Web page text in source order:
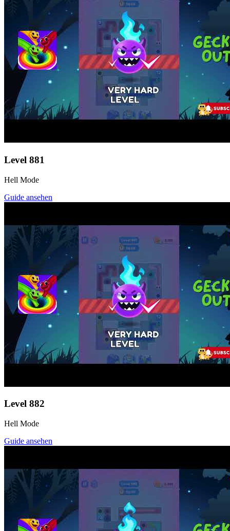
Level 881
Hell Mode
Guide ansehen
Level 882
Hell Mode
Guide ansehen